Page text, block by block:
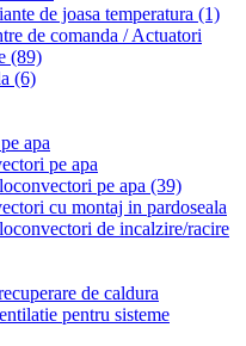
de joasa temperatura (1)
de comanda / Actuatori
(89)
(6)
apa
pe apa
pe apa (39)
cu montaj in pardoseala
de incalzire/racire
de caldura
pentru sisteme